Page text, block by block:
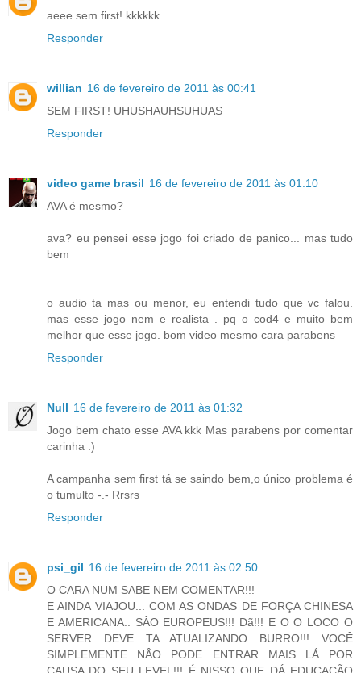
aeee sem first! kkkkkk
Responder
willian 16 de fevereiro de 2011 às 00:41
SEM FIRST! UHUSHAUHSUHUAS
Responder
video game brasil 16 de fevereiro de 2011 às 01:10
AVA é mesmo?
ava? eu pensei esse jogo foi criado de panico... mas tudo
bem
o audio ta mas ou menor, eu entendi tudo que vc falou.
mas esse jogo nem e realista . pq o cod4 e muito bem
melhor que esse jogo. bom video mesmo cara parabens
Responder
Null 16 de fevereiro de 2011 às 01:32
Jogo bem chato esse AVA kkk Mas parabens por comentar
carinha :)
A campanha sem first tá se saindo bem,o único problema é
o tumulto -.- Rrsrs
Responder
psi_gil 16 de fevereiro de 2011 às 02:50
O CARA NUM SABE NEM COMENTAR!!!
E AINDA VIAJOU... COM AS ONDAS DE FORÇA CHINESA
E AMERICANA.. SÂO EUROPEUS!!! Dã!!! E O O LOCO O
SERVER DEVE TA ATUALIZANDO BURRO!!! VOCÊ
SIMPLEMENTE NÂO PODE ENTRAR MAIS LÁ POR
CAUSA DO SEU LEVEL!!! É NISSO QUE DÁ EDUCAÇÃO